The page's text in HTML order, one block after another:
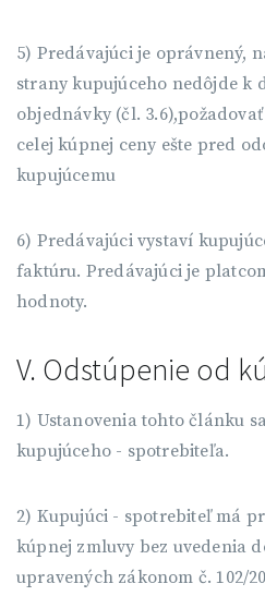
5) Predávajúci je oprávnený,
strany kupujúceho nedôjde k
objednávky (čl.
celej kúpnej ceny ešte pred
kupujúcemu
6) Predávajúci vystaví
faktúru. Predávajúci je
hodnoty.
V. Odstúpenie od
1) Ustanovenia tohto článku
kupujúceho - spotrebiteľa.
2) Kupujúci - spotrebiteľ má
kúpnej zmluvy bez uvedenia
upravených zákonom č. 102/